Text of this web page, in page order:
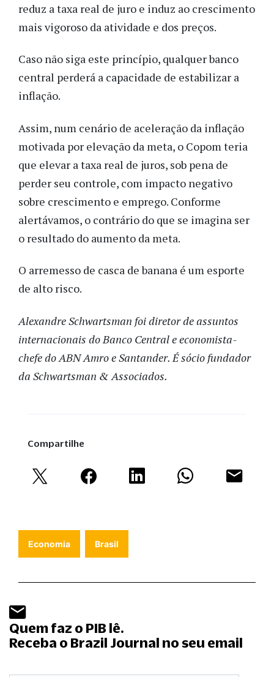
reduz a taxa real de juro e induz ao crescimento
mais vigoroso da atividade e dos preços.
Caso não siga este princípio, qualquer banco
central perderá a capacidade de estabilizar a
inflação.
Assim, num cenário de aceleração da inflação
motivada por elevação da meta, o Copom teria
que elevar a taxa real de juros, sob pena de
perder seu controle, com impacto negativo
sobre crescimento e emprego. Conforme
alertávamos, o contrário do que se imagina ser
o resultado do aumento da meta.
O arremesso de casca de banana é um esporte
de alto risco.
Alexandre Schwartsman foi diretor de assuntos
internacionais do Banco Central e economista-
chefe do ABN Amro e Santander. É sócio fundador
da Schwartsman & Associados.
Compartilhe
Economia Brasil
Quem faz o PIB lê.
Receba o Brazil Journal no seu email